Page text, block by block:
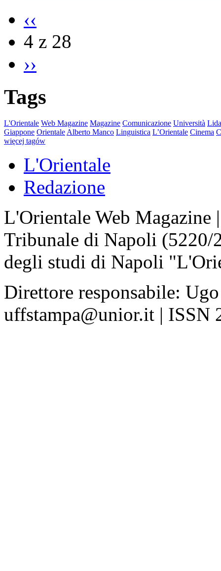
‹‹
4 z 28
››
Tags
L'Orientale Web Magazine Magazine Comunicazione Università
Giappone Orientale Alberto Manco Linguistica L’Orientale Cinema
więcej tagów
L'Orientale
Redazione
L'Orientale Web Magazine
Tribunale di Napoli
degli studi di Napoli
Direttore responsabile:
uffstampa@unior.it | ISSN